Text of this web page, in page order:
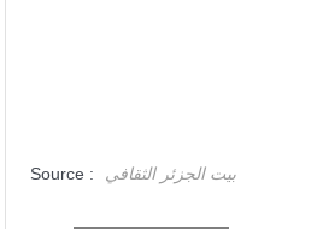
Source : بيت الجزئر الثقافي